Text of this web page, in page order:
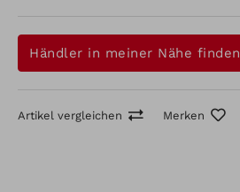
Händler in meiner Nähe finden
Artikel vergleichen Merken